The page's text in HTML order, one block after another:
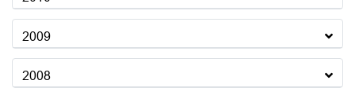
2009
2008